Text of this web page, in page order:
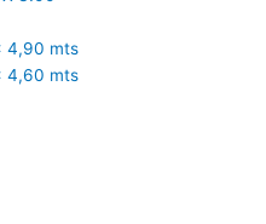
4,90 mts
4,60 mts